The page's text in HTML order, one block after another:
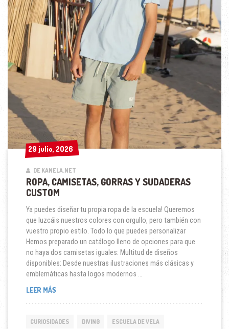
29 julio, 2026
29 julio, 2026
DE KANELA.NET
ROPA, CAMISETAS, GORRAS Y SUDADERAS
CUSTOM
Ya puedes diseñar tu propia ropa de la escuela! Queremos
que luzcáis nuestros colores con orgullo, pero también con
vuestro propio estilo. Todo lo que puedes personalizar
Hemos preparado un catálogo lleno de opciones para que
no haya dos camisetas iguales: Multitud de diseños
disponibles: Desde nuestras ilustraciones más clásicas y
emblemáticas hasta logos modernos …
LEER MÁSROPA,
Y
CURIOSIDADES DIVING ESCUELA DE VELA